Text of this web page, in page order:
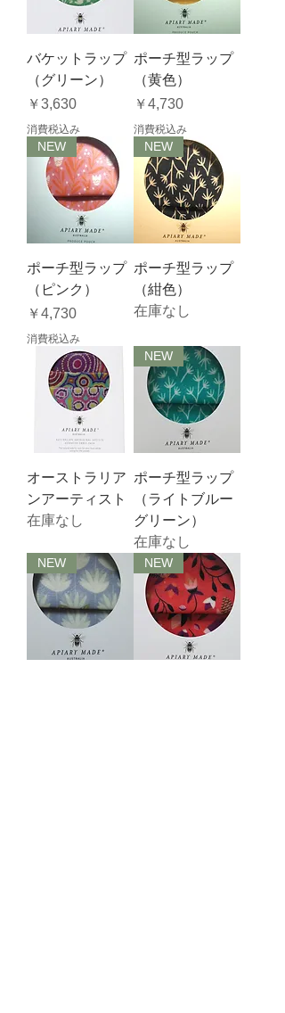
バケットラップ
（グリーン）
価格
￥3,630
消費税込み
ポーチ型ラップ
（黄色）
価格
￥4,730
消費税込み
NEW
ポーチ型ラップ
（ピンク）
価格
￥4,730
消費税込み
NEW
ポーチ型ラップ
（紺色）
在庫なし
オーストラリア
ンアーティスト
在庫なし
NEW
ポーチ型ラップ
（ライトブルー
グリーン）
在庫なし
NEW NEW